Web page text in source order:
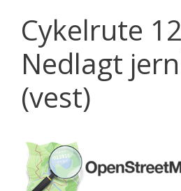
Cykelrute
Nedlagt
(vest)